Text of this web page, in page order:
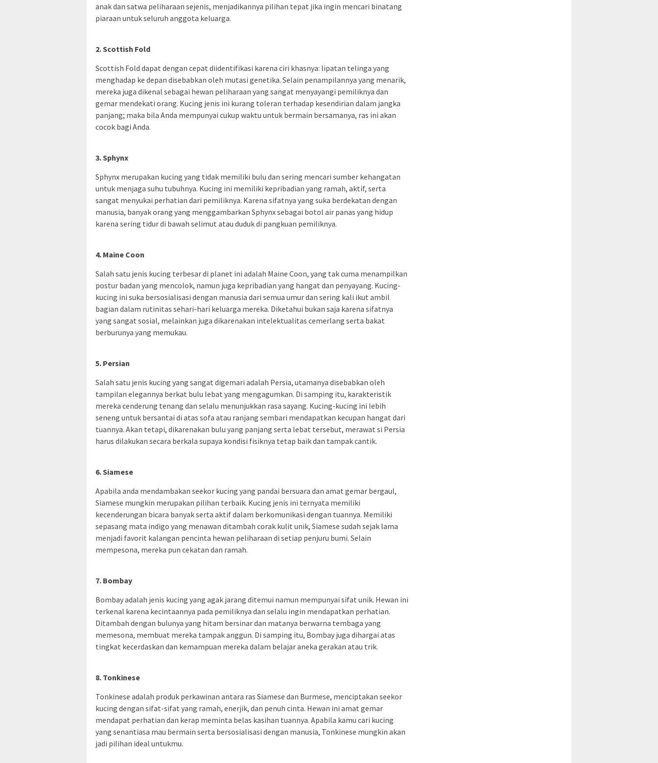
anak dan satwa peliharaan sejenis, menjadikannya pilihan tepat jika ingin mencari binatang
piaraan untuk seluruh anggota keluarga.
2. Scottish Fold
Scottish Fold dapat dengan cepat diidentifikasi karena ciri khasnya: lipatan telinga yang
menghadap ke depan disebabkan oleh mutasi genetika. Selain penampilannya yang menarik,
mereka juga dikenal sebagai hewan peliharaan yang sangat menyayangi pemiliknya dan
gemar mendekati orang. Kucing jenis ini kurang toleran terhadap kesendirian dalam jangka
panjang; maka bila Anda mempunyai cukup waktu untuk bermain bersamanya, ras ini akan
cocok bagi Anda.
3. Sphynx
Sphynx merupakan kucing yang tidak memiliki bulu dan sering mencari sumber kehangatan
untuk menjaga suhu tubuhnya. Kucing ini memiliki kepribadian yang ramah, aktif, serta
sangat menyukai perhatian dari pemiliknya. Karena sifatnya yang suka berdekatan dengan
manusia, banyak orang yang menggambarkan Sphynx sebagai botol air panas yang hidup
karena sering tidur di bawah selimut atau duduk di pangkuan pemiliknya.
4. Maine Coon
Salah satu jenis kucing terbesar di planet ini adalah Maine Coon, yang tak cuma menampilkan
postur badan yang mencolok, namun juga kepribadian yang hangat dan penyayang. Kucing-
kucing ini suka bersosialisasi dengan manusia dari semua umur dan sering kali ikut ambil
bagian dalam rutinitas sehari-hari keluarga mereka. Diketahui bukan saja karena sifatnya
yang sangat sosial, melainkan juga dikarenakan intelektualitas cemerlang serta bakat
berburunya yang memukau.
5. Persian
Salah satu jenis kucing yang sangat digemari adalah Persia, utamanya disebabkan oleh
tampilan elegannya berkat bulu lebat yang mengagumkan. Di samping itu, karakteristik
mereka cenderung tenang dan selalu menunjukkan rasa sayang. Kucing-kucing ini lebih
seneng untuk bersantai di atas sofa atau ranjang sembari mendapatkan kecupan hangat dari
tuannya. Akan tetapi, dikarenakan bulu yang panjang serta lebat tersebut, merawat si Persia
harus dilakukan secara berkala supaya kondisi fisiknya tetap baik dan tampak cantik.
6. Siamese
Apabila anda mendambakan seekor kucing yang pandai bersuara dan amat gemar bergaul,
Siamese mungkin merupakan pilihan terbaik. Kucing jenis ini ternyata memiliki
kecenderungan bicara banyak serta aktif dalam berkomunikasi dengan tuannya. Memiliki
sepasang mata indigo yang menawan ditambah corak kulit unik, Siamese sudah sejak lama
menjadi favorit kalangan pencinta hewan peliharaan di setiap penjuru bumi. Selain
mempesona, mereka pun cekatan dan ramah.
7. Bombay
Bombay adalah jenis kucing yang agak jarang ditemui namun mempunyai sifat unik. Hewan ini
terkenal karena kecintaannya pada pemiliknya dan selalu ingin mendapatkan perhatian.
Ditambah dengan bulunya yang hitam bersinar dan matanya berwarna tembaga yang
memesona, membuat mereka tampak anggun. Di samping itu, Bombay juga dihargai atas
tingkat kecerdaskan dan kemampuan mereka dalam belajar aneka gerakan atau trik.
8. Tonkinese
Tonkinese adalah produk perkawinan antara ras Siamese dan Burmese, menciptakan seekor
kucing dengan sifat-sifat yang ramah, enerjik, dan penuh cinta. Hewan ini amat gemar
mendapat perhatian dan kerap meminta belas kasihan tuannya. Apabila kamu cari kucing
yang senantiasa mau bermain serta bersosialisasi dengan manusia, Tonkinese mungkin akan
jadi pilihan ideal untukmu.